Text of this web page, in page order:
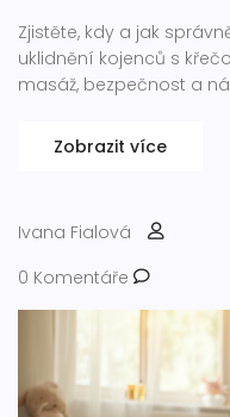
Zjistěte, kdy a jak
uklidnění kojenců s
masáž, bezpečnost a
Zobrazit více
Ivana Fialová
0 Komentáře